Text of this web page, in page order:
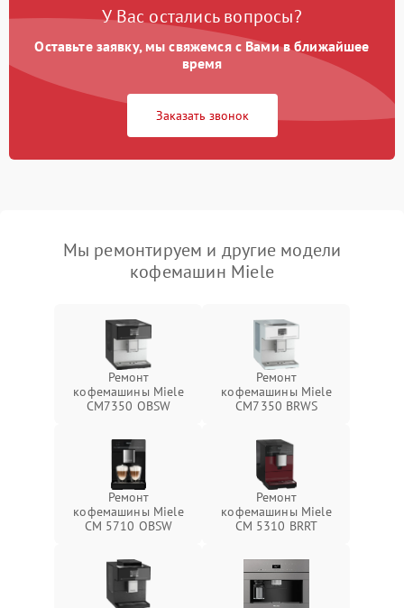
У Вас остались вопросы?
Оставьте заявку, мы свяжемся с Вами в ближайшее
время
Заказать звонок
Мы ремонтируем и другие модели
кофемашин Miele
Ремонт
кофемашины Miele
CM7350 OBSW
Ремонт
кофемашины Miele
CM7350 BRWS
Ремонт
кофемашины Miele
CM 5710 OBSW
Ремонт
кофемашины Miele
CM 5310 BRRT